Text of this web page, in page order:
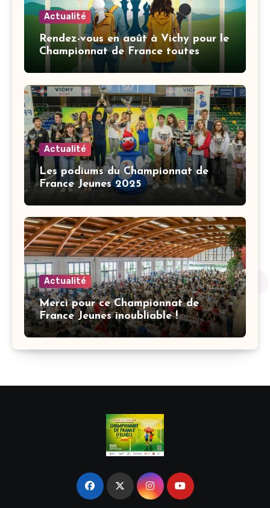
Actualité
Rendez-vous en août à Vichy pour le
Championnat de France toutes
Actualité
Les podiums du Championnat de
France Jeunes 2025
Actualité
Merci pour ce Championnat de
France Jeunes inoubliable !